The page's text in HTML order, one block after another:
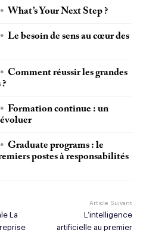
What’s Your Next Step ?
Le besoin de sens au cœur des
Comment réussir les grandes
Formation continue : un
Graduate programs : le
postes à responsabilités
La
Article Suivant
L’intelligence
artificielle au premier